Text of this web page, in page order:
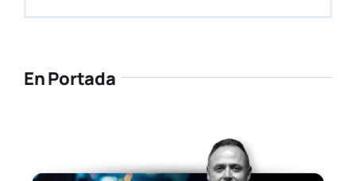
En Portada